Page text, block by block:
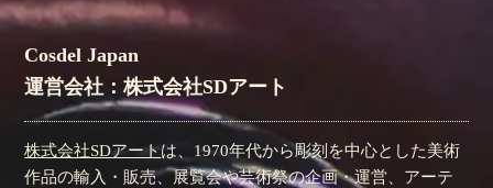
Cosdel Japan
運営会社：株式会社SDアート
株式会社SDアート は、1970年代から彫刻を中心とした美術
作品の輸入・販売、展覧会や芸術祭の企画・運営、アーテ